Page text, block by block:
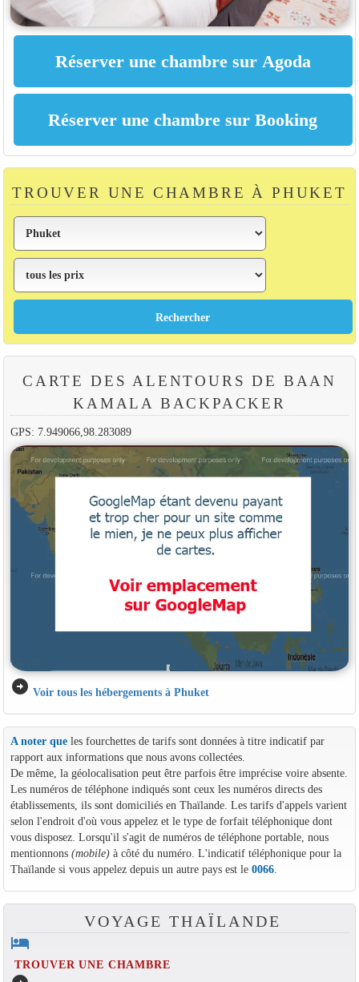
TROUVER UNE CHAMBRE À PHUKET
CARTE DES ALENTOURS DE BAAN
KAMALA BACKPACKER
GPS: 7.949066,98.283089
arrow_circle_right Voir tous les hébergements à Phuket
A noter queles fourchettes de tarifs sont données à titre indicatif par
rapport aux informations que nous avons collectées.
De même, la géolocalisation peut être parfois être imprécise voire absente.
Les numéros de téléphone indiqués sont ceux les numéros directs des
établissements, ils sont domiciliés en Thaïlande. Les tarifs d'appels varient
selon l'endroit d'où vous appelez et le type de forfait téléphonique dont
vous disposez. Lorsqu'il s'agit de numéros de téléphone portable, nous
mentionnons (mobile)à côté du numéro. L'indicatif téléphonique pour la
Thaïlande si vous appelez depuis un autre pays est le 0066.
VOYAGE THAÏLANDE
hotel
TROUVER UNE CHAMBRE